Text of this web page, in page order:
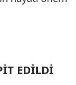
EDİLDİ